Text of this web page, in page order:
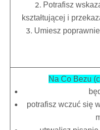
Potrafisz
kształtującej i
Umiesz
Na Co Bezu
potrafisz wczuć się